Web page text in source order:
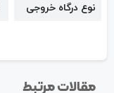
نوع درگاه خروجی
مقالات مرتبط